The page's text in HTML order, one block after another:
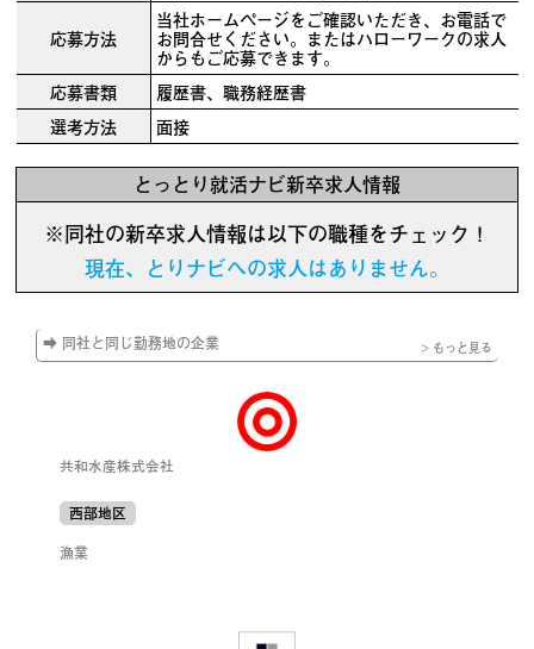
応募方法
当社ホームページをご確認いただき、お電話で
お問合せください。またはハローワークの求人
からもご応募できます。
応募書類
履歴書、職務経歴書
選考方法
面接
とっとり就活ナビ新卒求人情報
※同社の新卒求人情報は以下の職種をチェック！
現在、とりナビへの求人はありません。
➡ 同社と同じ勤務地の企業 > もっと見る
共和水産株式会社
西部地区
漁業